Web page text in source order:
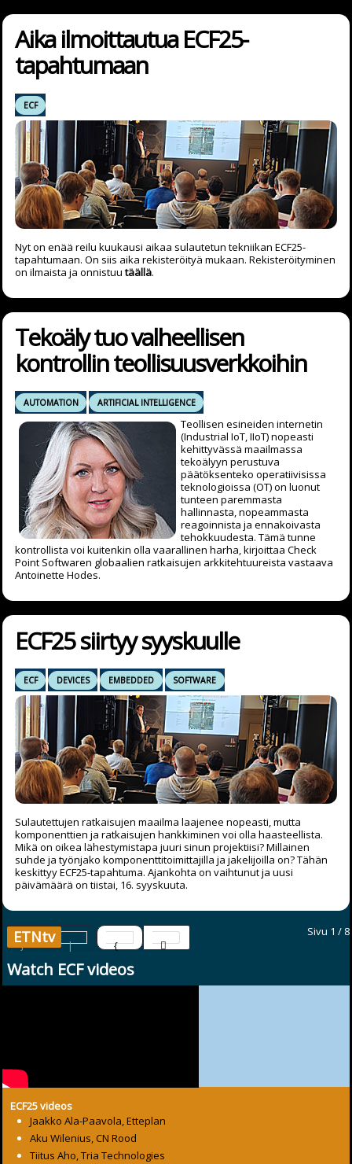
Aika ilmoittautua ECF25-
tapahtumaan
ECF
Nyt on enää reilu kuukausi aikaa sulautetun tekniikan ECF25-
tapahtumaan. On siis aika rekisteröityä mukaan. Rekisteröityminen
on ilmaista ja onnistuutäällä.
Tekoäly tuo valheellisen
kontrollin teollisuusverkkoihin
AUTOMATION ARTIFICIAL INTELLIGENCE
Teollisen esineiden internetin
(Industrial IoT, IIoT) nopeasti
kehittyvässä maailmassa
tekoälyyn perustuva
päätöksenteko operatiivisissa
teknologioissa (OT) on luonut
tunteen paremmasta
hallinnasta, nopeammasta
reagoinnista ja ennakoivasta
tehokkuudesta. Tämä tunne
kontrollista voi kuitenkin olla vaarallinen harha, kirjoittaa Check
Point Softwaren globaalien ratkaisujen arkkitehtuureista vastaava
Antoinette Hodes.
ECF25 siirtyy syyskuulle
ECF DEVICES EMBEDDED SOFTWARE
Sulautettujen ratkaisujen maailma laajenee nopeasti, mutta
komponenttien ja ratkaisujen hankkiminen voi olla haasteellista.
Mikä on oikea lähestymistapa juuri sinun projektiisi? Millainen
suhde ja työnjako komponenttitoimittajilla ja jakelijoilla on? Tähän
keskittyy ECF25-tapahtuma. Ajankohta on vaihtunut ja uusi
päivämäärä on tiistai, 16. syyskuuta.
Sivu 1 / 8
ETNtv
Watch ECF videos
ECF25 videos
Jaakko Ala-Paavola, Etteplan
Aku Wilenius, CN Rood
Tiitus Aho, Tria Technologies